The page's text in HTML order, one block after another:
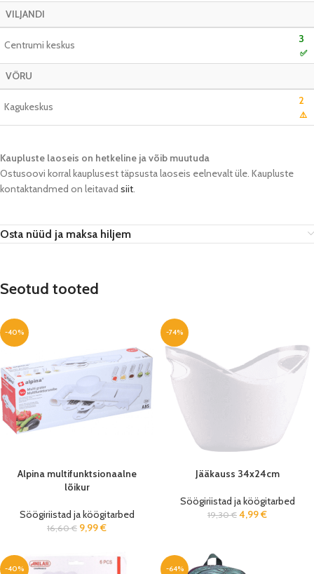
VILJANDI
Centrumi keskus 3
✅
VÕRU
Kagukeskus 2
⚠️
Kaupluste laoseis on hetkeline ja võib muutuda​
Ostusoovi korral kauplusest täpsusta laoseis eelnevalt üle. Kaupluste
kontaktandmed on leitavad siit.
Osta nüüd ja maksa hiljem
Seotud tooted
-40%
Alpina multifunktsionaalne
lõikur
Söögiriistad ja köögitarbed
16,60€ 9,99€
-74%
Jääkauss 34x24cm
Söögiriistad ja köögitarbed
19,30€ 4,99€
-40% -64%